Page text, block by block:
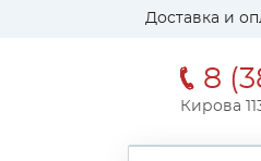
Доставка и
8
Кирова